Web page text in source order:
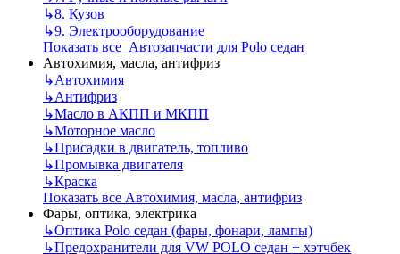
↳8. Кузов
↳9. Электрооборудование
Показать все Автозапчасти для Polo седан
Автохимия, масла, антифриз
↳Автохимия
↳Антифриз
↳Масло в АКПП и МКПП
↳Моторное масло
↳Присадки в двигатель, топливо
↳Промывка двигателя
↳Краска
Показать все Автохимия, масла, антифриз
Фары, оптика, электрика
↳Оптика Polo седан (фары, фонари, лампы)
↳Предохранители для VW POLO седан + хэтчбек